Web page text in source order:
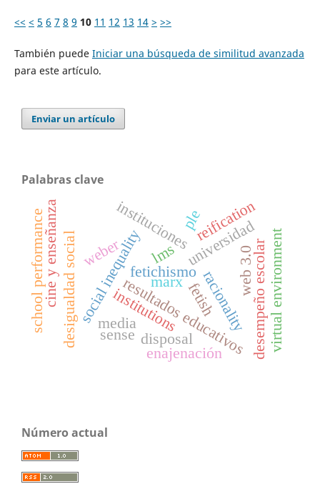
<< < 5 6 7 8 9 10 11 12 13 14 > >>
También puede Iniciar una búsqueda de similitud avanzada
para este artículo.
Enviar un artículo
Palabras clave
universidad
fetichismo
resultados educativosdesempeño escolar
social inequality
desigualdad social racionality
weber
institutions
instituciones
fetish
disposal
reification
enajenación
marx
media
cine y enseñanza virtual environment
ple
lms web 3.0
school performance
sense
Número actual